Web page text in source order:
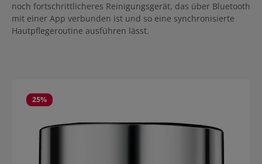
noch fortschrittlicheres Reinigungsgerät, das über Bluetooth
mit einer App verbunden ist und so eine synchronisierte
Hautpflegeroutine ausführen lässt.
25%